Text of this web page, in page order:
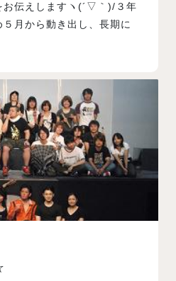
お伝えしますヽ(´▽｀)/３年
月から動き出し、長期に